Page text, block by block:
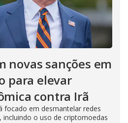
novas sanções em
para elevar
contra Irã
focado em desmantelar redes
incluindo o uso de criptomoedas